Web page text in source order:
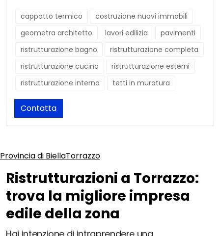
cappotto termico
costruzione nuovi immobili
geometra architetto
lavori edilizia
pavimenti
ristrutturazione bagno
ristrutturazione completa
ristrutturazione cucina
ristrutturazione esterni
ristrutturazione interna
tetti in muratura
Contatta
Provincia di BiellaTorrazzo
Ristrutturazioni a Torrazzo:
trova la migliore impresa
edile della zona